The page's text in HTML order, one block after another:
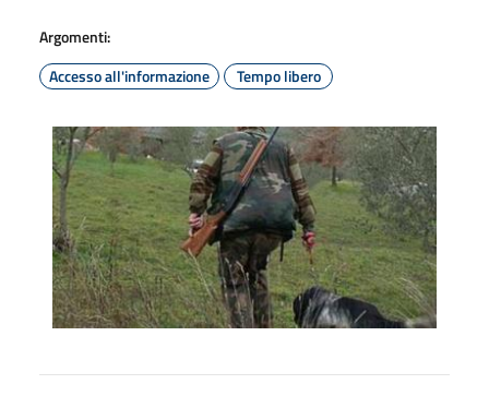
Argomenti:
Accesso all'informazione
Tempo libero